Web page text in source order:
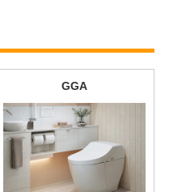
GGA